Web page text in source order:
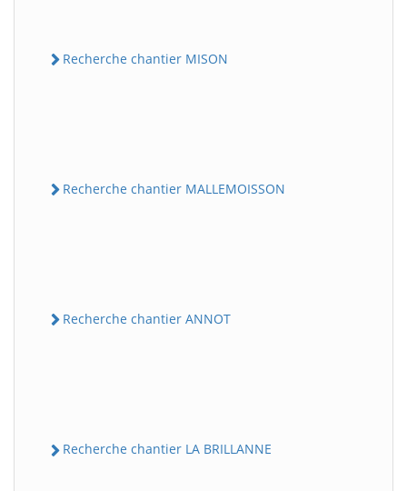
Recherche chantier MISON
Recherche chantier MALLEMOISSON
Recherche chantier ANNOT
Recherche chantier LA BRILLANNE